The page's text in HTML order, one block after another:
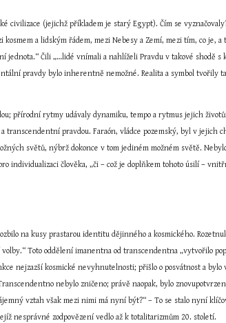
civilizace (jejichž příkladem je starý Egypt). Čím se
a lidským řádem, mezi Nebesy a Zemí, mezi tím, co je,
Čili „…lidé vnímali a nahlíželi Pravdu v takové shodě s
pravdy bylo inherentně nemožné. Realita a symbol tvořily
přírodní rytmy udávaly dynamiku, tempo a rytmus jejich
pravdou. Faraón, vládce pozemský, byl v jejich
světů, nýbrž dokonce v tom jediném možném světě.
individualizaci člověka, „či – což je doplňkem tohoto úsilí –
na kusy prastarou identitu dějinného a kosmického.
Toto oddělení imanentna od transcendentna „vytvořilo
nejzazší kosmické nevyhnutelnosti; přišlo o posvátnost a
nebylo zničeno; právě naopak, bylo
vztah však mezi nimi má nyní být?“ – To se stalo nyní
nesprávné zodpovězení vedlo až k totalitarizmům 20. století.